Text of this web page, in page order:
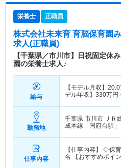
栄養士 正職員
株式会社未来育 育脳保育園
求人(正職員)
【千葉県／市川市】日祝固定休
園の栄養士求人♪
給与
【モデル月収】 20.0
デル年収】 330万円
勤務地
千葉県 市川市 ＪＲ
成本線「国府台駅
仕事内容
【仕事内容】 ◇保
名 【おすすめポ